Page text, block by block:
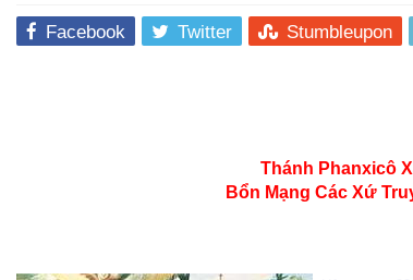
Facebook Twitter Stumbleupon
Thánh Phanxicô
Bổn Mạng Các Xứ